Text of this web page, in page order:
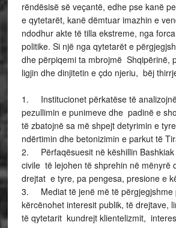
rëndësisë së veçantë, edhe pse kanë
e qytetarët, kanë dëmtuar imazhin e
ndodhur akte të tilla ekstreme, nga
politike. Si një nga qytetarët e
dhe përpiqemi ta mbrojmë Shqipërinë,
ligjin dhe dinjitetin e çdo njeriu, bëj
1. Institucionet përkatëse të
pezullimin e punimeve dhe padinë e
të zbatojnë sa më shpejt detyrimin e
ndërtimin dhe betonizimin e parkut të
2. Përfaqësuesit në këshillin
civile të lejohen të shprehin në mënyrë
drejtat e tyre, pa pengesa, presione e
3. Mediat të jenë më të
kërcënohet interesit publik, të drejtave,
të qytetarit kundrejt klientelizmit,